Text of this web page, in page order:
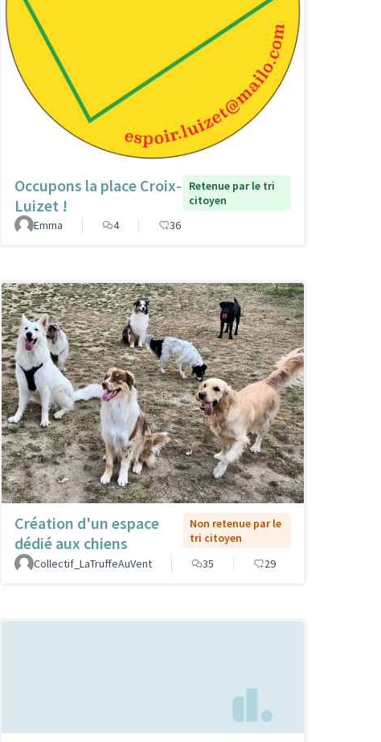
Occupons la place Croix-
Luizet !
Retenue par le tri
citoyen
Emma
4 36
Création d'un espace
dédié aux chiens
Non retenue par le
tri citoyen
Collectif_LaTruffeAuVent
35 29